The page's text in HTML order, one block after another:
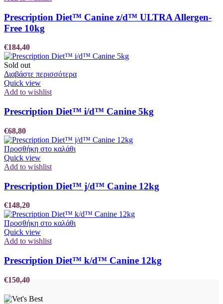
Prescription Diet™ Canine z/d™ ULTRA Allergen-
Free 10kg
€184,40
Sold out
Διαβάστε περισσότερα
Quick view
Add to wishlist
Prescription Diet™ i/d™ Canine 5kg
€68,80
Προσθήκη στο καλάθι
Quick view
Add to wishlist
Prescription Diet™ j/d™ Canine 12kg
€148,20
Προσθήκη στο καλάθι
Quick view
Add to wishlist
Prescription Diet™ k/d™ Canine 12kg
€150,40